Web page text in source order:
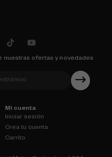
nuestras ofertas y novedades
Mi cuenta
Iniciar sesión
Crea tu cuenta
Carrito